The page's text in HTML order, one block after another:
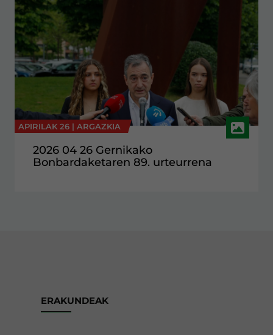
APIRILAK 26 | ARGAZKIA
2026 04 26 Gernikako
Bonbardaketaren 89. urteurrena
ERAKUNDEAK